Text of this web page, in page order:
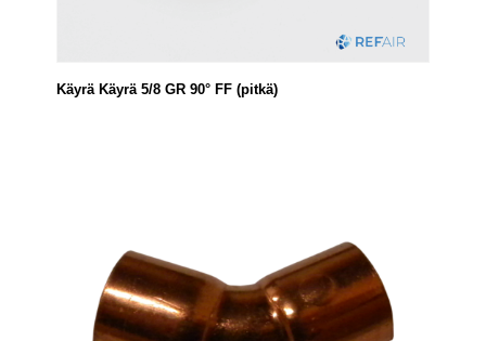
Käyrä Käyrä 5/8 GR 90° FF (pitkä)